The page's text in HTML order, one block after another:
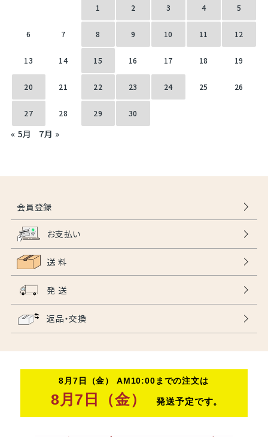
1 2 3 4 5
6 7 8 9 10 11 12
13 14 15 16 17 18 19
20 21 22 23 24 25 26
27 28 29 30
« 5月 7月 »
会員登録
お支払い
送 料
発 送
返品・交換